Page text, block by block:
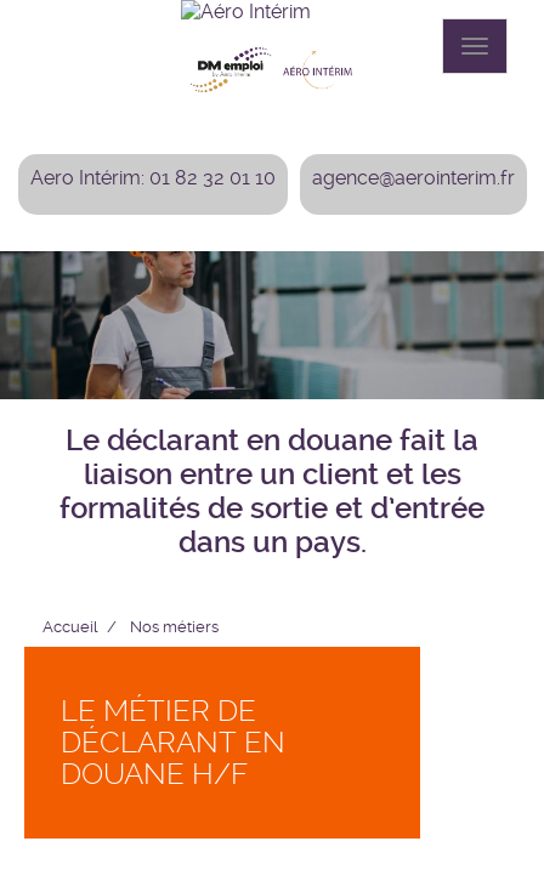
Aero Intérim: 01 82 32 01 10 agence@aerointerim.fr
Toggle
Le déclarant en douane fait la
liaison entre un client et les
formalités de sortie et d’entrée
dans un pays.
Accueil Nos métiers
LE MÉTIER DE
DÉCLARANT EN
DOUANE H/F